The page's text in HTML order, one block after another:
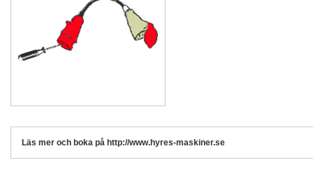
Läs mer och boka på http://www.hyres-maskiner.se